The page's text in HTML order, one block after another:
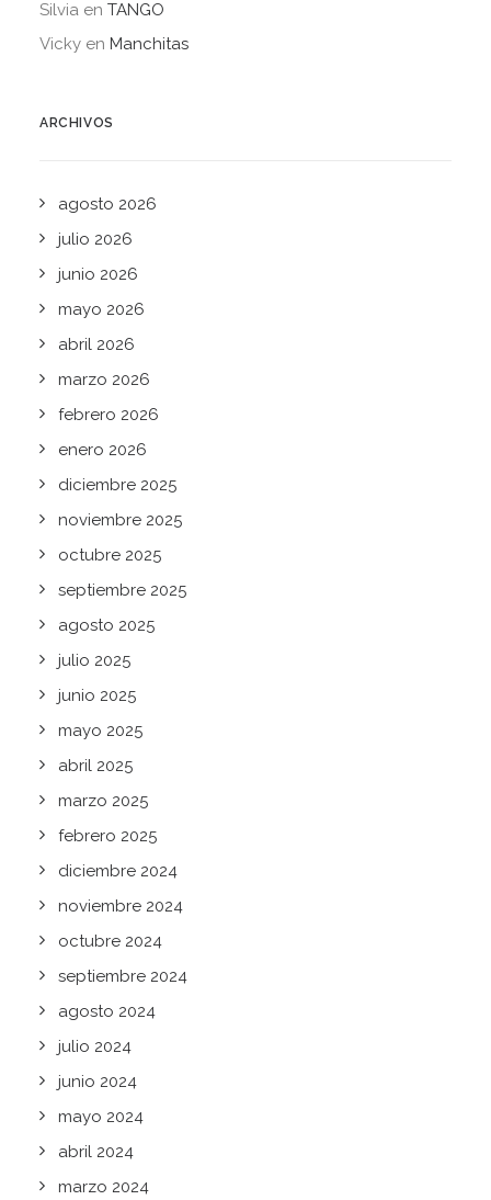
Silvia en TANGO
Vicky en Manchitas
ARCHIVOS
agosto 2026
julio 2026
junio 2026
mayo 2026
abril 2026
marzo 2026
febrero 2026
enero 2026
diciembre 2025
noviembre 2025
octubre 2025
septiembre 2025
agosto 2025
julio 2025
junio 2025
mayo 2025
abril 2025
marzo 2025
febrero 2025
diciembre 2024
noviembre 2024
octubre 2024
septiembre 2024
agosto 2024
julio 2024
junio 2024
mayo 2024
abril 2024
marzo 2024